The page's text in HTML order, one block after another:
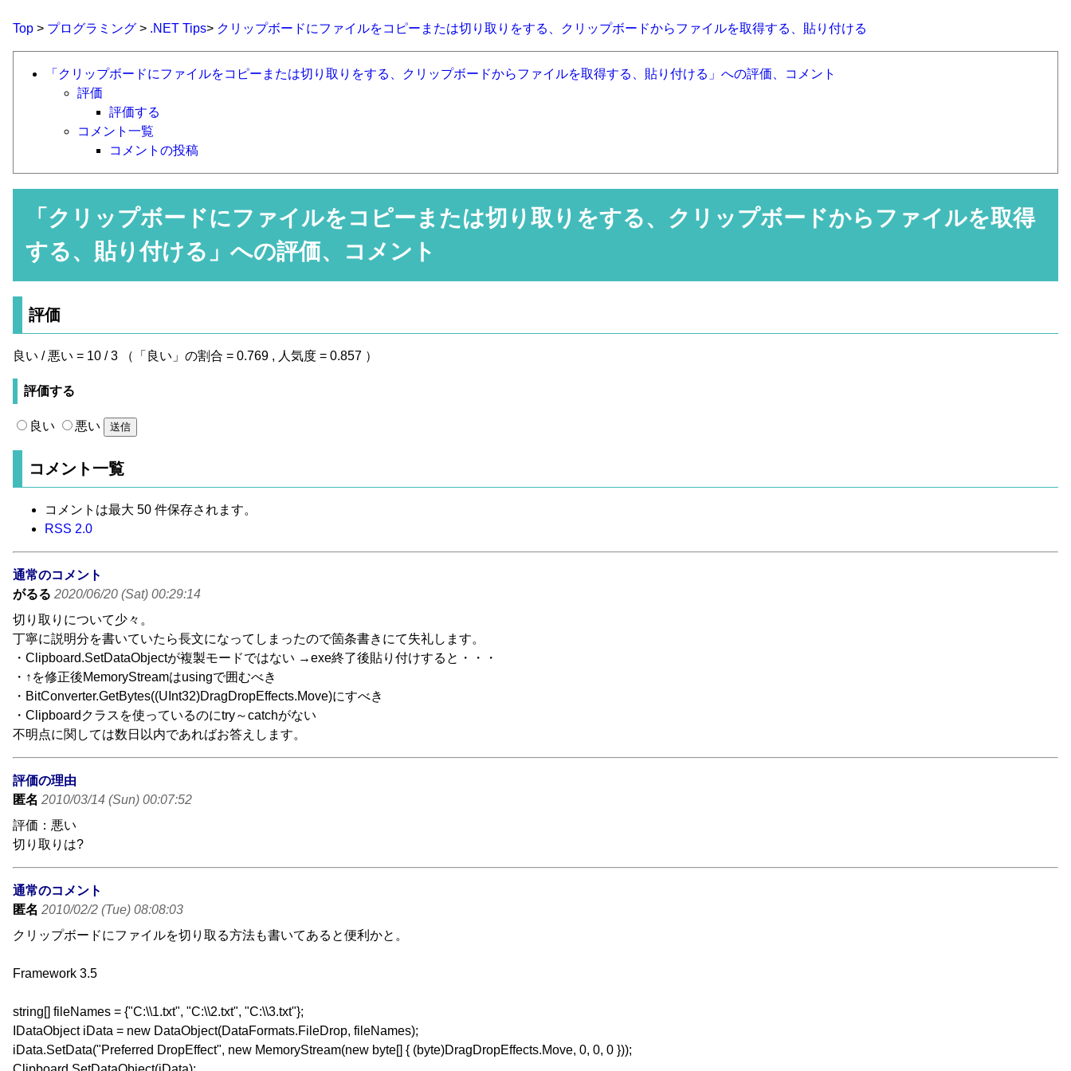
Top > プログラミング > .NET Tips> クリップボードにファイルをコピーまたは切り取りをする、クリップボードからファイルを取得する、貼り付ける
「クリップボードにファイルをコピーまたは切り取りをする、クリップボードからファイルを取得する、貼り付ける」への評価、コメント
評価
評価する
コメント一覧
コメントの投稿
「 クリップボードにファイルをコピーまたは切り取りをする、クリップボードからファイルを取得
する、貼り付ける 」への評価、コメント
評価
良い / 悪い = 10 / 3 （「良い」の割合 = 0.769 , 人気度 = 0.857 ）
評価する
良い 悪い
コメント一覧
コメントは最大 50 件保存されます。
RSS 2.0
通常のコメント
がるる 2020/06/20 (Sat) 00:29:14
切り取りについて少々。
丁寧に説明分を書いていたら長文になってしまったので箇条書きにて失礼します。
・Clipboard.SetDataObjectが複製モードではない →exe終了後貼り付けすると・・・
・↑を修正後MemoryStreamはusingで囲むべき
・BitConverter.GetBytes((UInt32)DragDropEffects.Move)にすべき
・Clipboardクラスを使っているのにtry～catchがない
不明点に関しては数日以内であればお答えします。
評価の理由
匿名 2010/03/14 (Sun) 00:07:52
評価：悪い
切り取りは?
通常のコメント
匿名 2010/02/2 (Tue) 08:08:03
クリップボードにファイルを切り取る方法も書いてあると便利かと。
Framework 3.5
string[] fileNames = {"C:\\1.txt", "C:\\2.txt", "C:\\3.txt"};
IDataObject iData = new DataObject(DataFormats.FileDrop, fileNames);
iData.SetData("Preferred DropEffect", new MemoryStream(new byte[] { (byte)DragDropEffects.Move, 0, 0, 0 }));